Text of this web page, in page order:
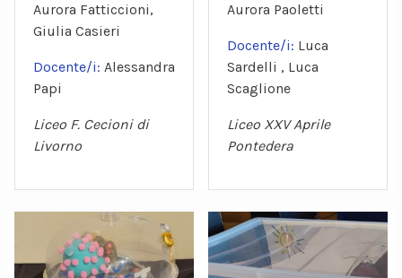
Aurora Fatticcioni,
Giulia Casieri
Docente/i: Alessandra
Papi
Liceo F. Cecioni di
Livorno
Aurora Paoletti
Docente/i: Luca
Sardelli , Luca
Scaglione
Liceo XXV Aprile
Pontedera